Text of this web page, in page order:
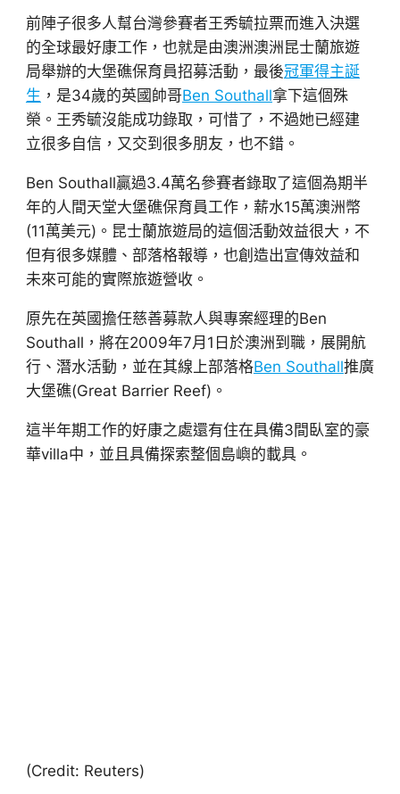
前陣子很多人幫台灣參賽者王秀毓拉票而進入決選
的全球最好康工作，也就是由澳洲澳洲昆士蘭旅遊
局舉辦的大堡礁保育員招募活動，最後冠軍得主誕
生 ，是34歲的英國帥哥Ben Southall拿下這個殊
榮。王秀毓沒能成功錄取，可惜了，不過她已經建
立很多自信，又交到很多朋友，也不錯。
Ben Southall贏過3.4萬名參賽者錄取了這個為期半
年的人間天堂大堡礁保育員工作，薪水15萬澳洲幣
(11萬美元)。昆士蘭旅遊局的這個活動效益很大，不
但有很多媒體、部落格報導，也創造出宣傳效益和
未來可能的實際旅遊營收。
原先在英國擔任慈善募款人與專案經理的Ben
Southall，將在2009年7月1日於澳洲到職，展開航
行、潛水活動，並在其線上部落格Ben Southall推廣
大堡礁(Great Barrier Reef)。
這半年期工作的好康之處還有住在具備3間臥室的豪
華villa中，並且具備探索整個島嶼的載具。
(Credit: Reuters)